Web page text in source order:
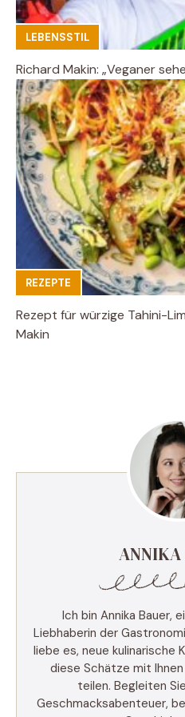
LEBENSSTIL
Richard Makin: „Veganer
REZEPTE
Rezept für würzige Tahini-
Makin
ANNIKA
Ich bin Annika Bauer,
Liebhaberin der
liebe es, neue kulinarische
diese Schätze mit
teilen. Begleiten
Geschmacksabenteuer,